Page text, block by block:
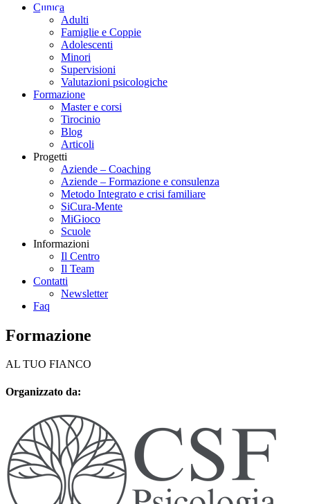
Clinica
Adulti
Famiglie e Coppie
Adolescenti
Minori
Supervisioni
Valutazioni psicologiche
Formazione
Master e corsi
Tirocinio
Blog
Articoli
Progetti
Aziende – Coaching
Aziende – Formazione e consulenza
Metodo Integrato e crisi familiare
SiCura-Mente
MiGioco
Scuole
Informazioni
Il Centro
Il Team
Contatti
Newsletter
Faq
Formazione
AL TUO FIANCO
Organizzato da: